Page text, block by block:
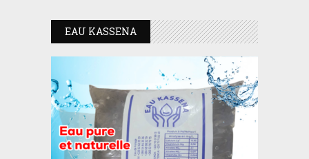
EAU KASSENA